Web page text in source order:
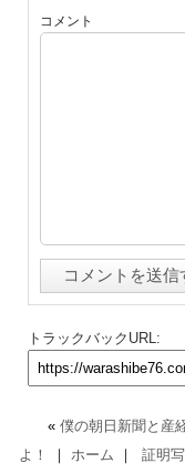
コメント
トラックバックURL:
« 僕の朝日新聞と産
よ！
｜ ホーム ｜ 証明